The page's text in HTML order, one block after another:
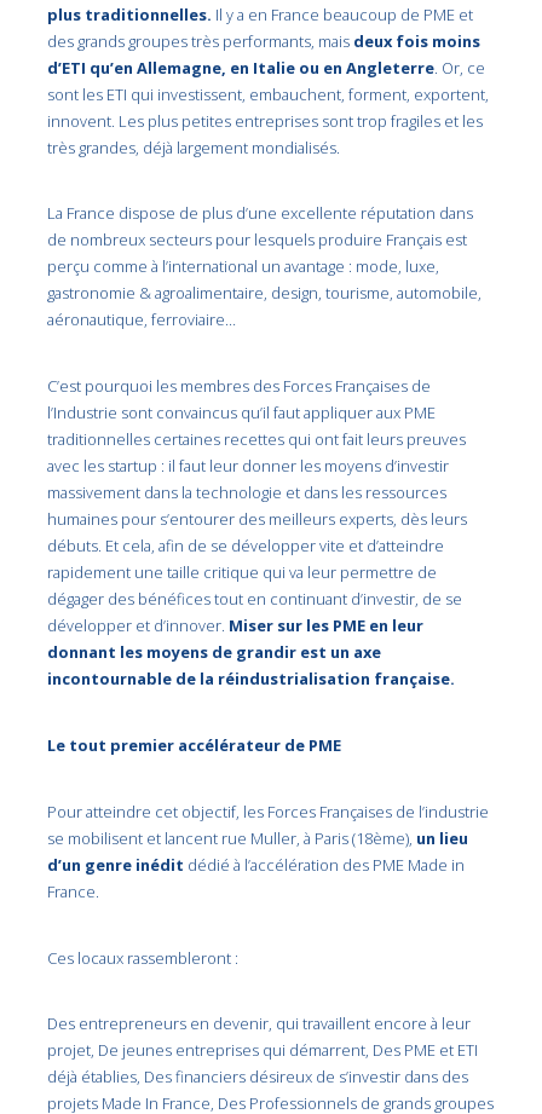
plus traditionnelles. Il y a en France beaucoup de PME et
des grands groupes très performants, mais deux fois moins
d’ETI qu’en Allemagne, en Italie ou en Angleterre. Or, ce
sont les ETI qui investissent, embauchent, forment, exportent,
innovent. Les plus petites entreprises sont trop fragiles et les
très grandes, déjà largement mondialisés.
La France dispose de plus d’une excellente réputation dans
de nombreux secteurs pour lesquels produire Français est
perçu comme à l’international un avantage : mode, luxe,
gastronomie & agro­alimentaire, design, tourisme, automobile,
aéronautique, ferroviaire…
C’est pourquoi les membres des Forces Françaises de
l’Industrie sont convaincus qu’il faut appliquer aux PME
traditionnelles certaines recettes qui ont fait leurs preuves
avec les start­up : il faut leur donner les moyens d’investir
massivement dans la technologie et dans les ressources
humaines pour s’entourer des meilleurs experts, dès leurs
débuts. Et cela, afin de se développer vite et d’atteindre
rapidement une taille critique qui va leur permettre de
dégager des bénéfices tout en continuant d’investir, de se
développer et d’innover. Miser sur les PME en leur
donnant les moyens de grandir est un axe
incontournable de la réindustrialisation française.
Le tout premier accélérateur de PME
Pour atteindre cet objectif, les Forces Françaises de l’industrie
se mobilisent et lancent rue Muller, à Paris (18ème), un lieu
d’un genre inédit dédié à l’accélération des PME Made in
France.
Ces locaux rassembleront :
Des entrepreneurs en devenir, qui travaillent encore à leur
projet, De jeunes entreprises qui démarrent, Des PME et ETI
déjà établies, Des financiers désireux de s’investir dans des
projets Made In France, Des Professionnels de grands groupes